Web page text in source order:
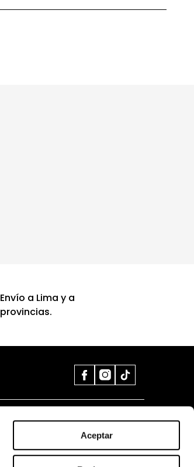
Aceptar
Envío a Lima y a
provincias.
UBICA TU TIENDA
VER TIENDAS